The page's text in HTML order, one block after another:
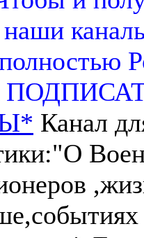
наши
Канал